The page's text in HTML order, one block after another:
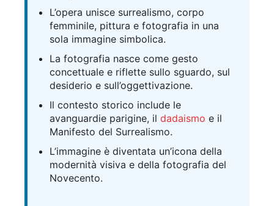
L’opera unisce surrealismo, corpo
femminile, pittura e fotografia in una
sola immagine simbolica.
La fotografia nasce come gesto
concettuale e riflette sullo sguardo, sul
desiderio e sull’oggettivazione.
Il contesto storico include le
avanguardie parigine, il dadaismo e il
Manifesto del Surrealismo.
L’immagine è diventata un’icona della
modernità visiva e della fotografia del
Novecento.